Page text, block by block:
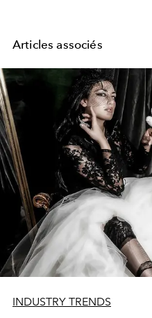
Articles associés
INDUSTRY TRENDS